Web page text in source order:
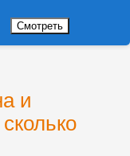
и